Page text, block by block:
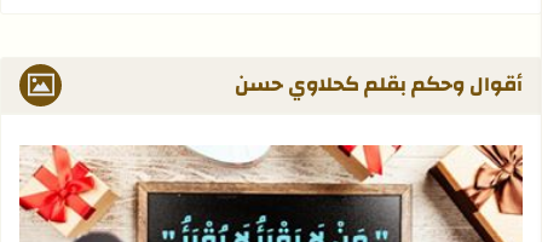
أقوال وحكم بقلم كحلاوي حسن